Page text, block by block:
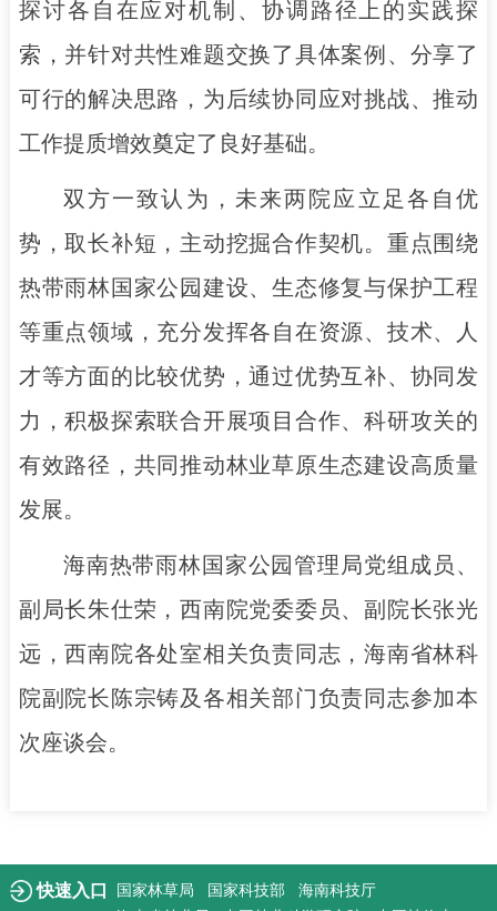
探讨各自在应对机制、协调路径上的实践探
索，并针对共性难题交换了具体案例、分享了
可行的解决思路，为后续协同应对挑战、推动
工作提质增效奠定了良好基础。
双方一致认为，未来两院应立足各自优
势，取长补短，主动挖掘合作契机。重点围绕
热带雨林国家公园建设、生态修复与保护工程
等重点领域，充分发挥各自在资源、技术、人
才等方面的比较优势，通过优势互补、协同发
力，积极探索联合开展项目合作、科研攻关的
有效路径，共同推动林业草原生态建设高质量
发展。
海南热带雨林国家公园管理局党组成员、
副局长朱仕荣，西南院党委委员、副院长张光
远，西南院各处室相关负责同志，海南省林科
院副院长陈宗铸及各相关部门负责同志参加本
次座谈会。
快速入口 国家林草局 国家科技部
海南科技厅